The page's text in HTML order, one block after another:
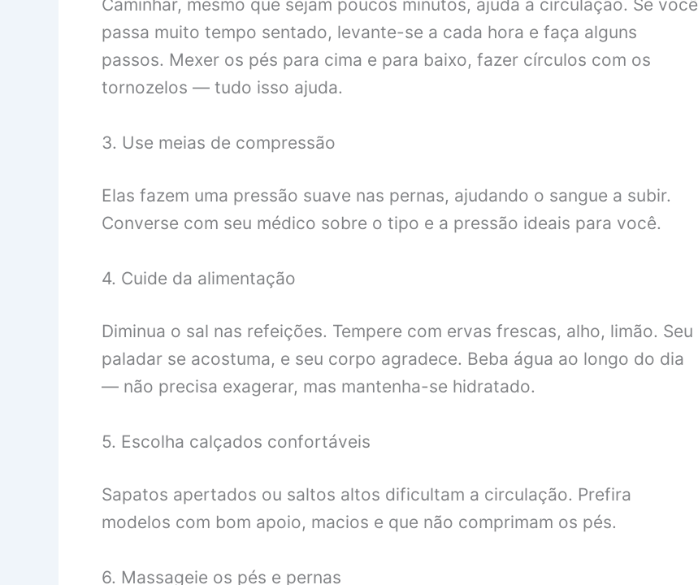
Caminhar, mesmo que sejam poucos minutos, ajuda a circulação. Se você
passa muito tempo sentado, levante-se a cada hora e faça alguns
passos. Mexer os pés para cima e para baixo, fazer círculos com os
tornozelos — tudo isso ajuda.
3. Use meias de compressão
Elas fazem uma pressão suave nas pernas, ajudando o sangue a subir.
Converse com seu médico sobre o tipo e a pressão ideais para você.
4. Cuide da alimentação
Diminua o sal nas refeições. Tempere com ervas frescas, alho, limão. Seu
paladar se acostuma, e seu corpo agradece. Beba água ao longo do dia
— não precisa exagerar, mas mantenha-se hidratado.
5. Escolha calçados confortáveis
Sapatos apertados ou saltos altos dificultam a circulação. Prefira
modelos com bom apoio, macios e que não comprimam os pés.
6. Massageie os pés e pernas